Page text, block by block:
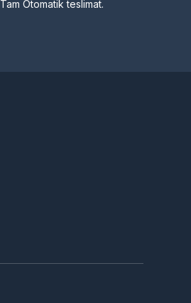
Tam Otomatik teslimat.